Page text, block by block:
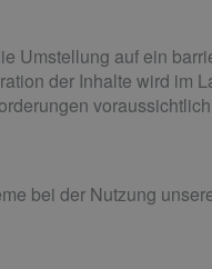
Umstellung auf ein
der Inhalte wird im
bei der Nutzung